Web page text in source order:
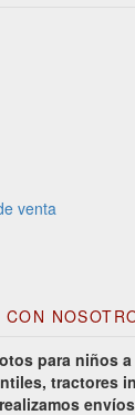
venta
para niños
tractores